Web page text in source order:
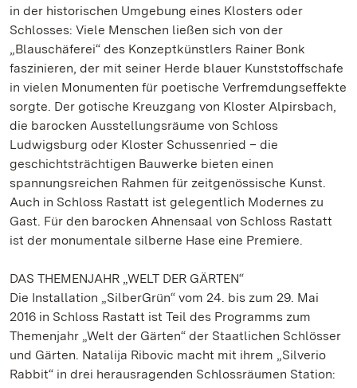
in der historischen Umgebung eines Klosters oder
Schlosses: Viele Menschen ließen sich von der
„Blauschäferei“ des Konzeptkünstlers Rainer Bonk
faszinieren, der mit seiner Herde blauer Kunststoffschafe
in vielen Monumenten für poetische Verfremdungseffekte
sorgte. Der gotische Kreuzgang von Kloster Alpirsbach,
die barocken Ausstellungsräume von Schloss
Ludwigsburg oder Kloster Schussenried – die
geschichtsträchtigen Bauwerke bieten einen
spannungsreichen Rahmen für zeitgenössische Kunst.
Auch in Schloss Rastatt ist gelegentlich Modernes zu
Gast. Für den barocken Ahnensaal von Schloss Rastatt
ist der monumentale silberne Hase eine Premiere.
DAS THEMENJAHR „WELT DER GÄRTEN“
Die Installation „SilberGrün“ vom 24. bis zum 29. Mai
2016 in Schloss Rastatt ist Teil des Programms zum
Themenjahr „Welt der Gärten“ der Staatlichen Schlösser
und Gärten. Natalija Ribovic macht mit ihrem „Silverio
Rabbit“ in drei herausragenden Schlossräumen Station: